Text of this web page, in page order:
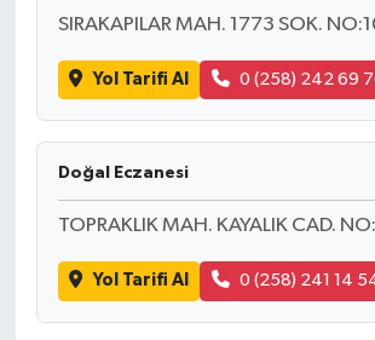
SIRAKAPILAR MAH. 1773 SOK.
Yol Tarifi Al 0 (258) 242 69
Doğal Eczanesi
TOPRAKLIK MAH. KAYALIK CAD.
Yol Tarifi Al 0 (258) 241 14